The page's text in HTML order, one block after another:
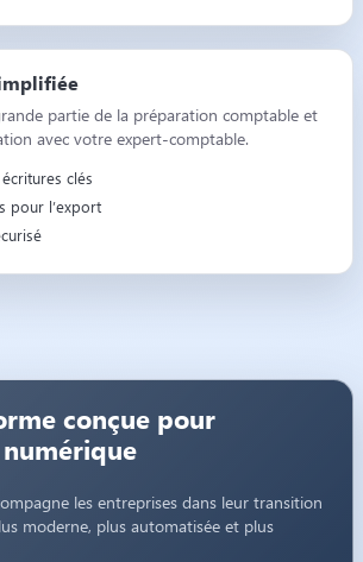
partie de la préparation comptable et
avec votre expert-comptable.
clés
pour l’export
conçue pour
numérique
les entreprises dans leur transition
moderne, plus automatisée et plus